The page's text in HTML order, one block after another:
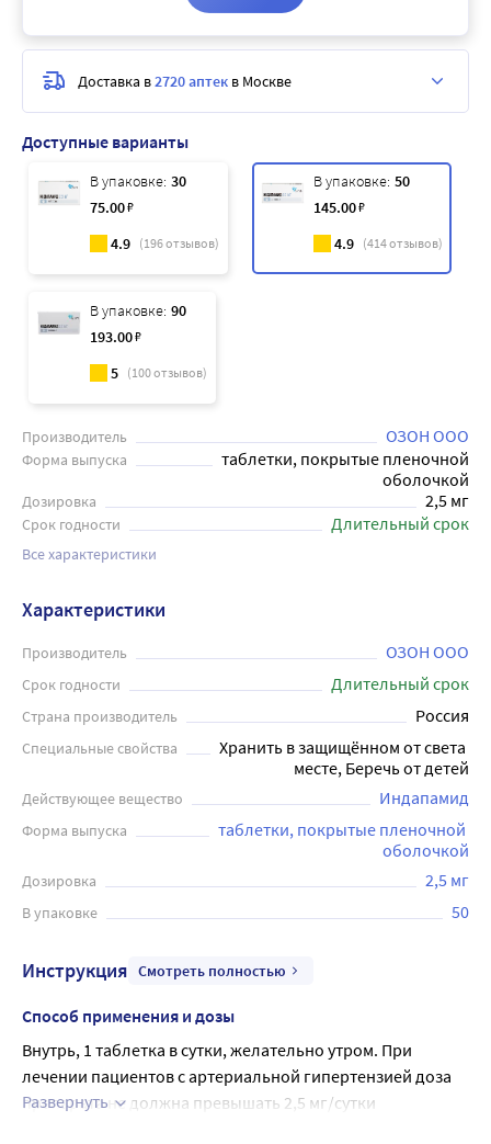
Доступные варианты
В упаковке: 30
75.00₽
4.9 (196отзывов)
В упаковке: 50
145.00₽
4.9 (414отзывов)
В упаковке: 90
193.00₽
5 (100отзывов)
Производитель ОЗОН ООО
Форма выпуска
таблетки, покрытые пленочной
оболочкой
Дозировка 2,5 мг
Срок годности Длительный срок
Все характеристики
Доставка в2720 аптек в Москве
Характеристики
Производитель ОЗОН ООО
Срок годности Длительный срок
Страна производитель Россия
Специальные свойства
Хранить в защищённом от света
месте, Беречь от детей
Действующее вещество Индапамид
Форма выпуска
таблетки, покрытые пленочной
оболочкой
Дозировка 2,5 мг
В упаковке 50
Инструкция Смотреть полностью
Способ применения и дозы
Внутрь, 1 таблетка в сутки, желательно утром. При
лечении пациентов с артериальной гипертензией доза
препарата не должна превышать 2,5 мг/сутки
Развернуть